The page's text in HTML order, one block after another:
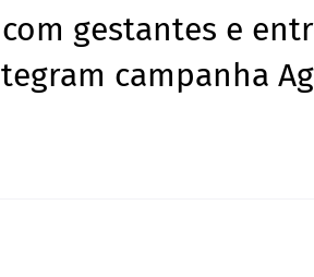
gestantes e
campanha